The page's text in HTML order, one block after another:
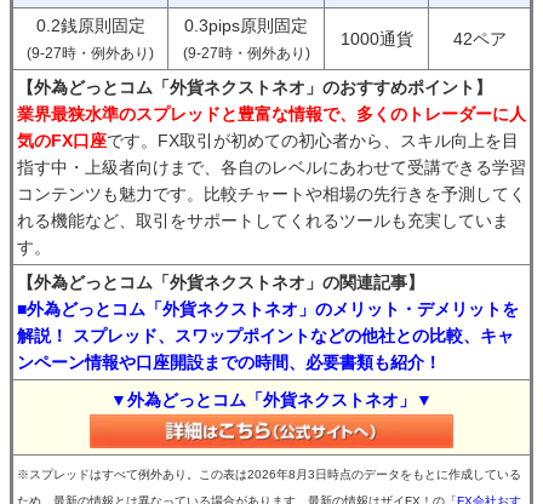
0.2銭原則固定
(9-27時・例外あり)
0.3pips原則固定
(9-27時・例外あり)
1000通貨 42ペア
【外為どっとコム「外貨ネクストネオ」のおすすめポイント】
業界最狭水準のスプレッドと豊富な情報で、多くのトレーダーに人
気のFX口座です。FX取引が初めての初心者から、スキル向上を目
指す中・上級者向けまで、各自のレベルにあわせて受講できる学習
コンテンツも魅力です。比較チャートや相場の先行きを予測してく
れる機能など、取引をサポートしてくれるツールも充実していま
す。
【外為どっとコム「外貨ネクストネオ」の関連記事】
■外為どっとコム「外貨ネクストネオ」のメリット・デメリットを
解説！ スプレッド、スワップポイントなどの他社との比較、キャ
ンペーン情報や口座開設までの時間、必要書類も紹介！
▼外為どっとコム「外貨ネクストネオ」▼
※スプレッドはすべて例外あり。この表は2026年8月3日時点のデータをもとに作成している
ため、最新の情報とは異なっている場合があります。最新の情報はザイFX！の 「FX会社おす